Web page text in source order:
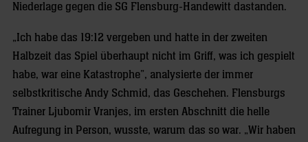
Niederlage gegen die SG Flensburg-Handewitt dastanden.
„Ich habe das 19:12 vergeben und hatte in der zweiten
Halbzeit das Spiel überhaupt nicht im Griff, was ich gespielt
habe, war eine Katastrophe”, analysierte der immer
selbstkritische Andy Schmid, das Geschehen. Flensburgs
Trainer Ljubomir Vranjes, im ersten Abschnitt die helle
Aufregung in Person, wusste, warum das so war. „Wir haben